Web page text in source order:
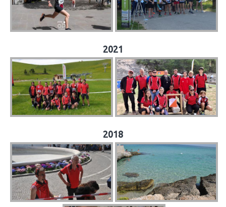
2021
2018